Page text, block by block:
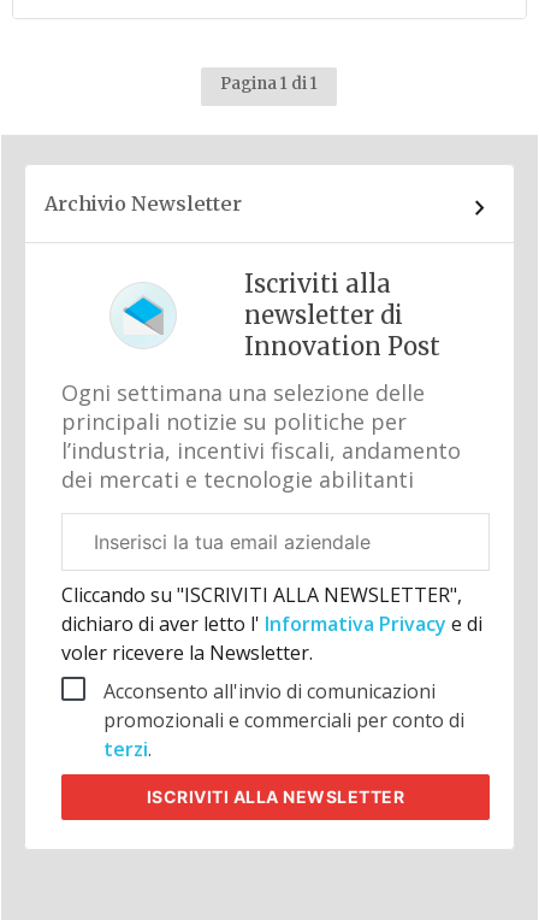
Pagina 1 di 1
Archivio Newsletter
Iscriviti alla
newsletter di
Innovation Post
Ogni settimana una selezione delle
principali notizie su politiche per
l’industria, incentivi fiscali, andamento
dei mercati e tecnologie abilitanti
aziendale
Cliccando su "ISCRIVITI ALLA NEWSLETTER",
dichiaro di aver letto l' Informativa Privacy e di
voler ricevere la Newsletter.
Acconsento all'invio di comunicazioni
promozionali e commerciali per conto di
terzi.
ISCRIVITI ALLA NEWSLETTER